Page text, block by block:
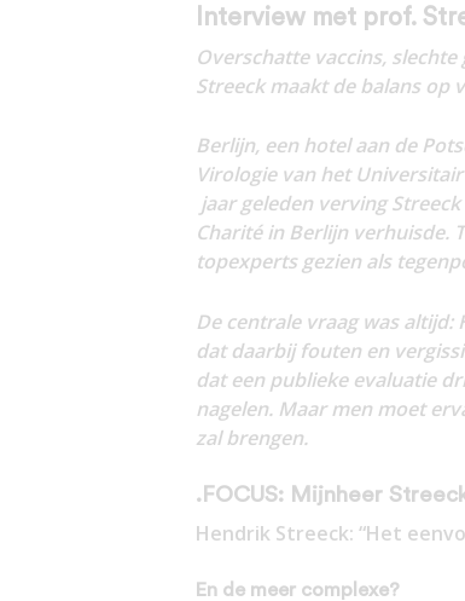
Interview met prof.
Overschatte vaccins,
Streeck maakt de balans op
Berlijn, een hotel aan de
Virologie van het
jaar geleden verving
Charité in Berlijn verhuisde.
topexperts gezien als
De centrale vraag was
dat daarbij fouten en
dat een publieke evaluatie
nagelen. Maar men moet
zal brengen.
.FOCUS: Mijnheer
Hendrik Streeck: “Het
En de meer complexe?